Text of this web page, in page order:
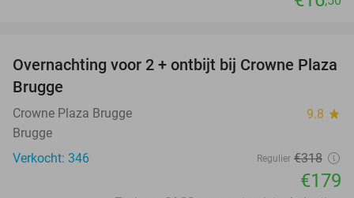
44%
Overnachting voor 2 + ontbijt bij Crowne Plaza
Brugge
Crowne Plaza Brugge 9.8 star
Brugge
Verkocht: 346
Regulier €318
€179